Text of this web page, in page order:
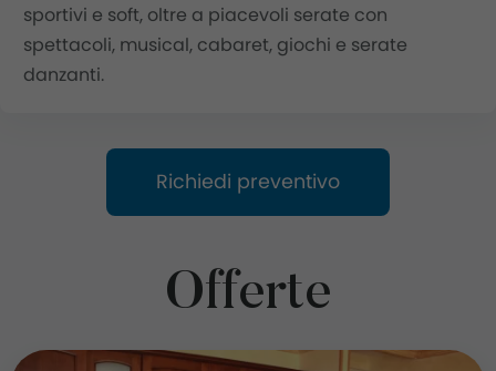
sportivi e soft, oltre a piacevoli serate con
spettacoli, musical, cabaret, giochi e serate
danzanti.
Richiedi preventivo
Offerte